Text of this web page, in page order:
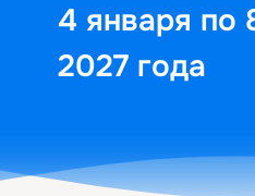
4 января по
2027 года